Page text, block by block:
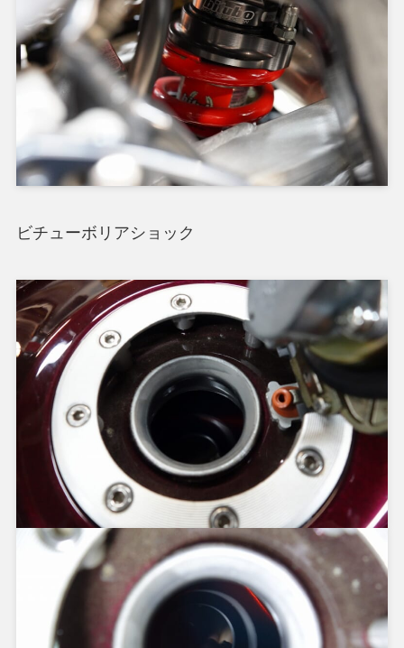
ビチューボリアショック